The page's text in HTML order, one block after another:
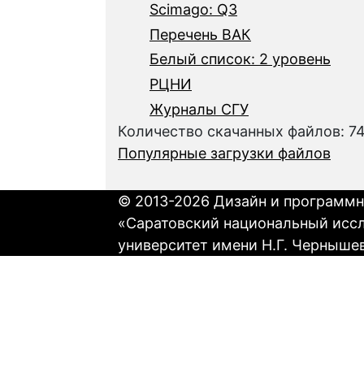
Scimago: Q3
Перечень ВАК
Белый список: 2 уровень
РЦНИ
Журналы СГУ
Количество скачанных файлов:
Популярные загрузки файлов
© 2013-2026 Дизайн и
«Саратовский национальный
университет имени Н.Г.